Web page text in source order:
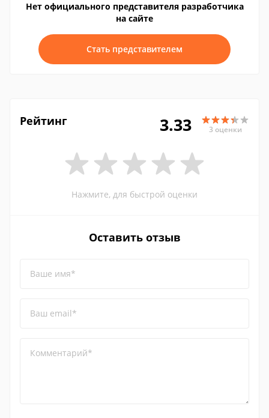
Нет официального представителя разработчика
на сайте
Стать представителем
Рейтинг 3.33 3 оценки
Нажмите, для быстрой оценки
Оставить отзыв
Ваше имя*
Ваш email*
Комментарий*